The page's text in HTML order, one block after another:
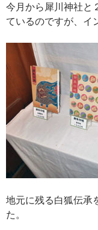
今月から犀川神社と
ているのですが、イ
地元に残る白狐伝承
た。